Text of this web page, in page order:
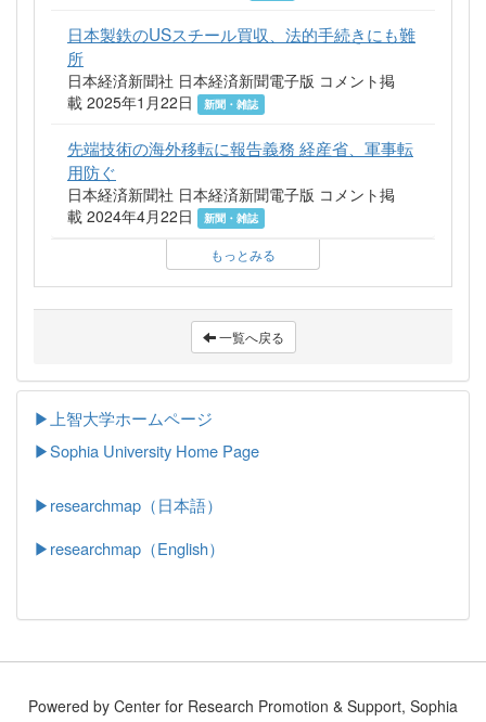
日本製鉄のUSスチール買収、法的手続きにも難
所
日本経済新聞社 日本経済新聞電子版 コメント掲
載 2025年1月22日
新聞・雑誌
先端技術の海外移転に報告義務 経産省、軍事転
用防ぐ
日本経済新聞社 日本経済新聞電子版 コメント掲
載 2024年4月22日
新聞・雑誌
もっとみる
一覧へ戻る
▶上智大学ホームページ
▶Sophia University Home Page
▶researchmap（日本語）
▶researchmap（English）
Powered by Center for Research Promotion & Support, Sophia